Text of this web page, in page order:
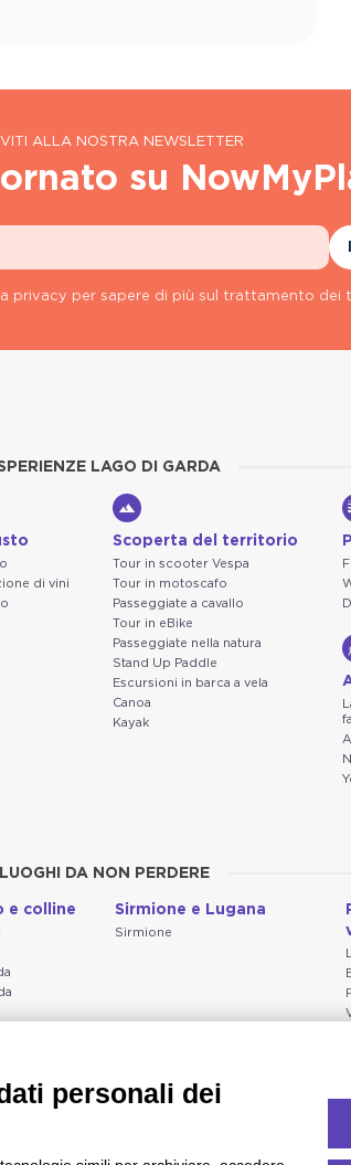
ALLA NOSTRA NEWSLETTER
su
privacy per sapere di più sul trattamento dei
LAGO DI GARDA
di vini
Scoperta del territorio
Tour in scooter Vespa
Tour in motoscafo
Passeggiate a cavallo
Tour in eBike
Passeggiate nella natura
Stand Up Paddle
Escursioni in barca a vela
Canoa
Kayak
LUOGHI DA NON PERDERE
e colline Sirmione e Lugana
Sirmione
personali dei